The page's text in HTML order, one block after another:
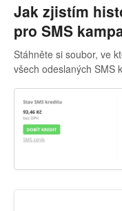
Jak zjistím
pro SMS
Stáhněte si soubor, ve
všech odeslaných SMS